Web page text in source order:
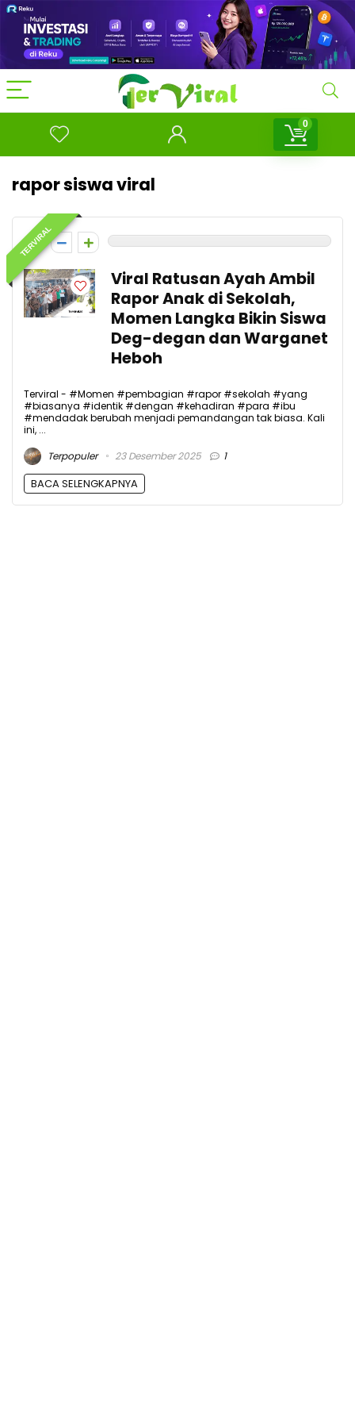
0
rapor siswa viral
TERVIRAL
0
Viral Ratusan Ayah Ambil
Rapor Anak di Sekolah,
Momen Langka Bikin Siswa
Deg-degan dan Warganet
Heboh
Terviral - #Momen #pembagian #rapor #sekolah #yang
#biasanya #identik #dengan #kehadiran #para #ibu
#mendadak berubah menjadi pemandangan tak biasa. Kali
ini, ...
Terpopuler
23 Desember 2025 1
BACA SELENGKAPNYA